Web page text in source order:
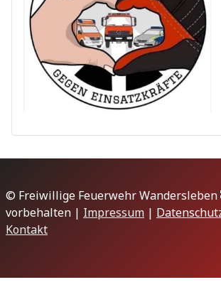
© Freiwillige Feuerwehr Wandersleben
vorbehalten | Impressum |
Kontakt